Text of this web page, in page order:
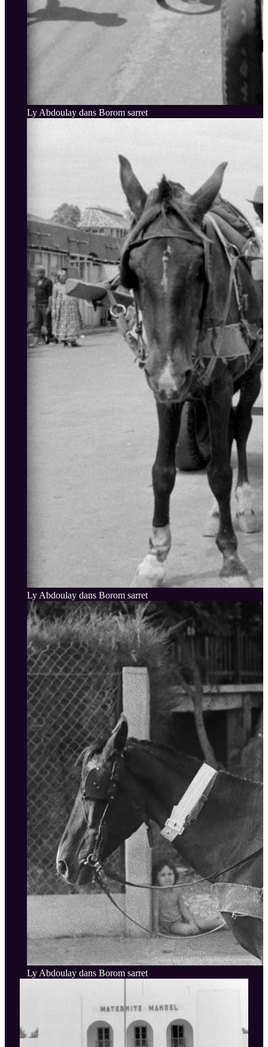
Ly Abdoulay dans Borom sarret
Ly Abdoulay dans Borom sarret
Ly Abdoulay dans Borom sarret